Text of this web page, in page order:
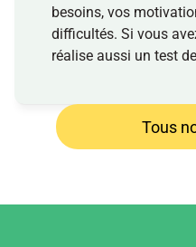
besoins, vos
difficultés. Si vous
réalise aussi un test
utile, concret et aligné
l’issue de ce bilan,
dans un parcours
Tous